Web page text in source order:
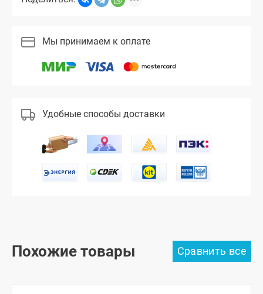
Мы принимаем к оплате
Удобные способы доставки
Похожие товары